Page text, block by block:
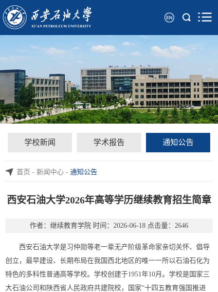
学校新闻 学术报告 通知公告
首页-新闻中心-通知公告
西安石油大学2026年高等学历继续教育招生简章
作者：继续教育学院 时间：2026-06-18 点击量： 2646
西安石油大学是习仲勋等老一辈无产阶级革命家亲切关怀、倡导
创立，最早建设、长期布局在我国西北地区的唯一一所以石油石化为
特色的多科性普通高等学校。学校创建于1951年10月。学校是国家三
大石油公司和陕西省人民政府共建院校，国家“十四五教育强国推进